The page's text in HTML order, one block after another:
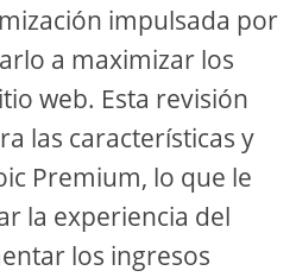
i
d
e
o
impulsada por
a maximizar los
web. Esta revisión
las características y
Premium, lo que le
la experiencia del
los ingresos